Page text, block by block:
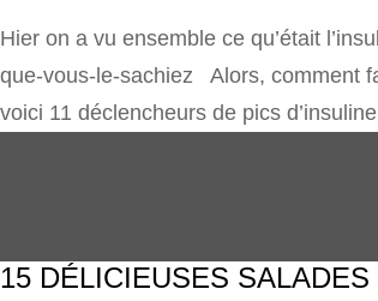
Hier on a vu ensemble ce qu’était
que-vous-le-sachiez Alors, comment
voici 11 déclencheurs de pics
15 DÉLICIEUSES